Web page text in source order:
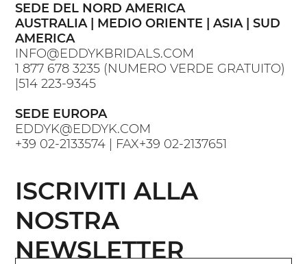
SEDE DEL NORD AMERICA
AUSTRALIA | MEDIO ORIENTE | ASIA | SUD
AMERICA
INFO@EDDYKBRIDALS.COM
1 877 678 3235 (NUMERO VERDE GRATUITO)
|514 223-9345
SEDE EUROPA
EDDYK@EDDYK.COM
+39 02-2133574 | FAX+39 02-2137651
ISCRIVITI ALLA
NOSTRA
NEWSLETTER